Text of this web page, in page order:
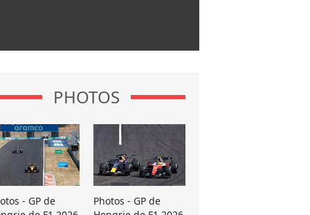
PHOTOS
- GP de
Photos - GP de